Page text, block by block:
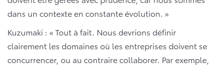
dans un contexte en constante évolution. »
Kuzumaki : « Tout à fait. Nous devrions définir
clairement les domaines où les entreprises doivent se
concurrencer, ou au contraire collaborer. Par exemple,